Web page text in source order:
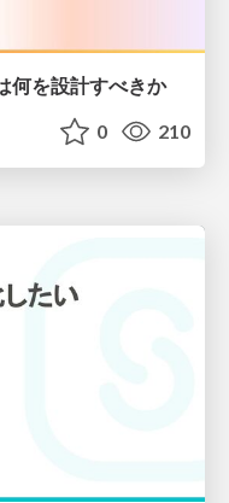
何を設計すべきか
0 210